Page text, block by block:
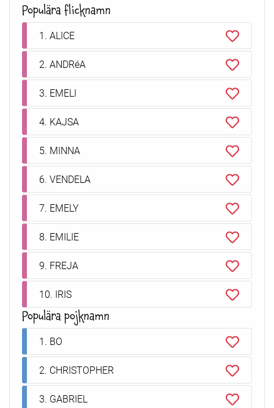
Populära flicknamn
1. ALICE
2. ANDRéA
3. EMELI
4. KAJSA
5. MINNA
6. VENDELA
7. EMELY
8. EMILIE
9. FREJA
10. IRIS
Populära pojknamn
1. BO
2. CHRISTOPHER
3. GABRIEL